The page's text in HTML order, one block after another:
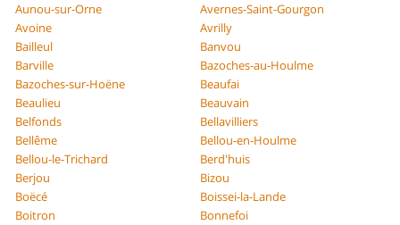
Aunou-sur-Orne
Avernes-Saint-Gourgon
Avoine
Avrilly
Bailleul
Banvou
Barville
Bazoches-au-Houlme
Bazoches-sur-Hoëne
Beaufai
Beaulieu
Beauvain
Belfonds
Bellavilliers
Bellême
Bellou-en-Houlme
Bellou-le-Trichard
Berd'huis
Berjou
Bizou
Boëcé
Boissei-la-Lande
Boitron
Bonnefoi